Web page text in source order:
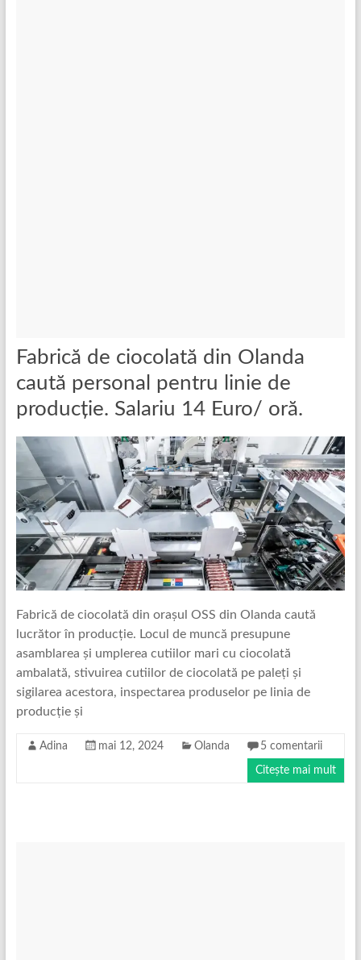
Fabrică de ciocolată din Olanda
caută personal pentru linie de
producție. Salariu 14 Euro/ oră.
Fabrică de ciocolată din orașul OSS din Olanda caută
lucrător în producție. Locul de muncă presupune
asamblarea și umplerea cutiilor mari cu ciocolată
ambalată, stivuirea cutiilor de ciocolată pe paleți și
sigilarea acestora, inspectarea produselor pe linia de
producție și
Adina mai 12, 2024 Olanda 5 comentarii
Citește mai mult